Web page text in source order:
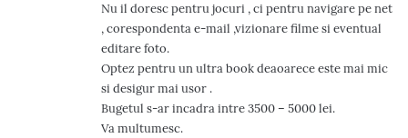
Nu il doresc pentru jocuri , ci pentru navigare pe net
, corespondenta e-mail ,vizionare filme si eventual
editare foto.
Optez pentru un ultra book deaoarece este mai mic
si desigur mai usor .
Bugetul s-ar incadra intre 3500 – 5000 lei.
Va multumesc.